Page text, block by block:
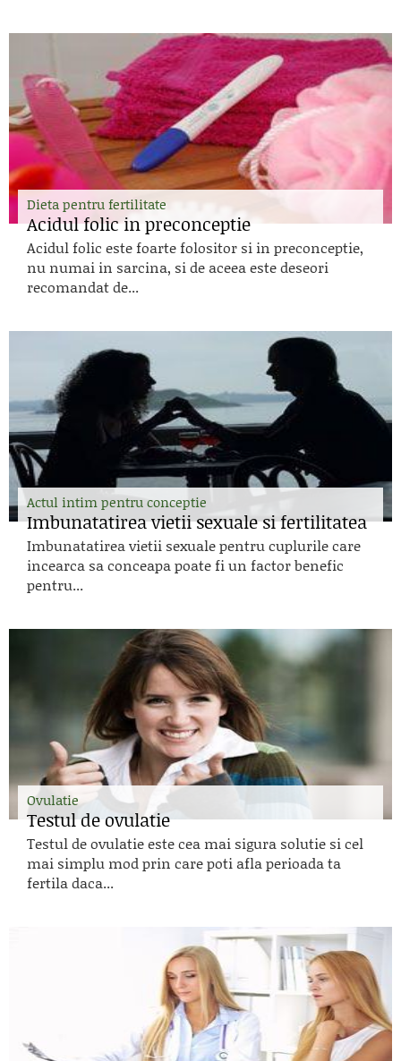
Dieta pentru fertilitate
Acidul folic in preconceptie
Acidul folic este foarte folositor si in preconceptie,
nu numai in sarcina, si de aceea este deseori
recomandat de...
Actul intim pentru conceptie
Imbunatatirea vietii sexuale si fertilitatea
Imbunatatirea vietii sexuale pentru cuplurile care
incearca sa conceapa poate fi un factor benefic
pentru...
Ovulatie
Testul de ovulatie
Testul de ovulatie este cea mai sigura solutie si cel
mai simplu mod prin care poti afla perioada ta
fertila daca...